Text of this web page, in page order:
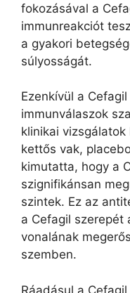
fokozásával a
immunreakciót
a gyakori
súlyosságát.
Ezenkívül a
immunválaszok
klinikai
kettős vak,
kimutatta, hogy a
szignifikánsan
szintek. Ez az
a Cefagil szerepét
vonalának
szemben.
Ráadásul a